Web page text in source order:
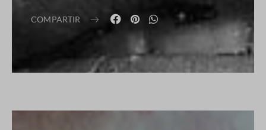
COMPARTIR